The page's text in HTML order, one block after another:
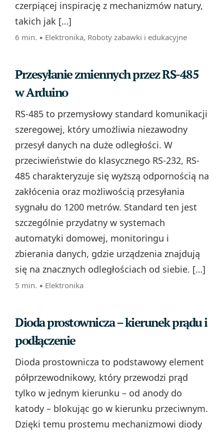
czerpiącej inspirację z mechanizmów natury,
takich jak […]
6 min. ▪ Elektronika, Roboty zabawki i edukacyjne
Przesyłanie zmiennych przez RS-485
w Arduino
RS-485 to przemysłowy standard komunikacji
szeregowej, który umożliwia niezawodny
przesył danych na duże odległości. W
przeciwieństwie do klasycznego RS-232, RS-
485 charakteryzuje się wyższą odpornością na
zakłócenia oraz możliwością przesyłania
sygnału do 1200 metrów. Standard ten jest
szczególnie przydatny w systemach
automatyki domowej, monitoringu i
zbierania danych, gdzie urządzenia znajdują
się na znacznych odległościach od siebie. […]
5 min. ▪ Elektronika
Dioda prostownicza – kierunek prądu i
podłączenie
Dioda prostownicza to podstawowy element
półprzewodnikowy, który przewodzi prąd
tylko w jednym kierunku – od anody do
katody – blokując go w kierunku przeciwnym.
Dzięki temu prostemu mechanizmowi diody